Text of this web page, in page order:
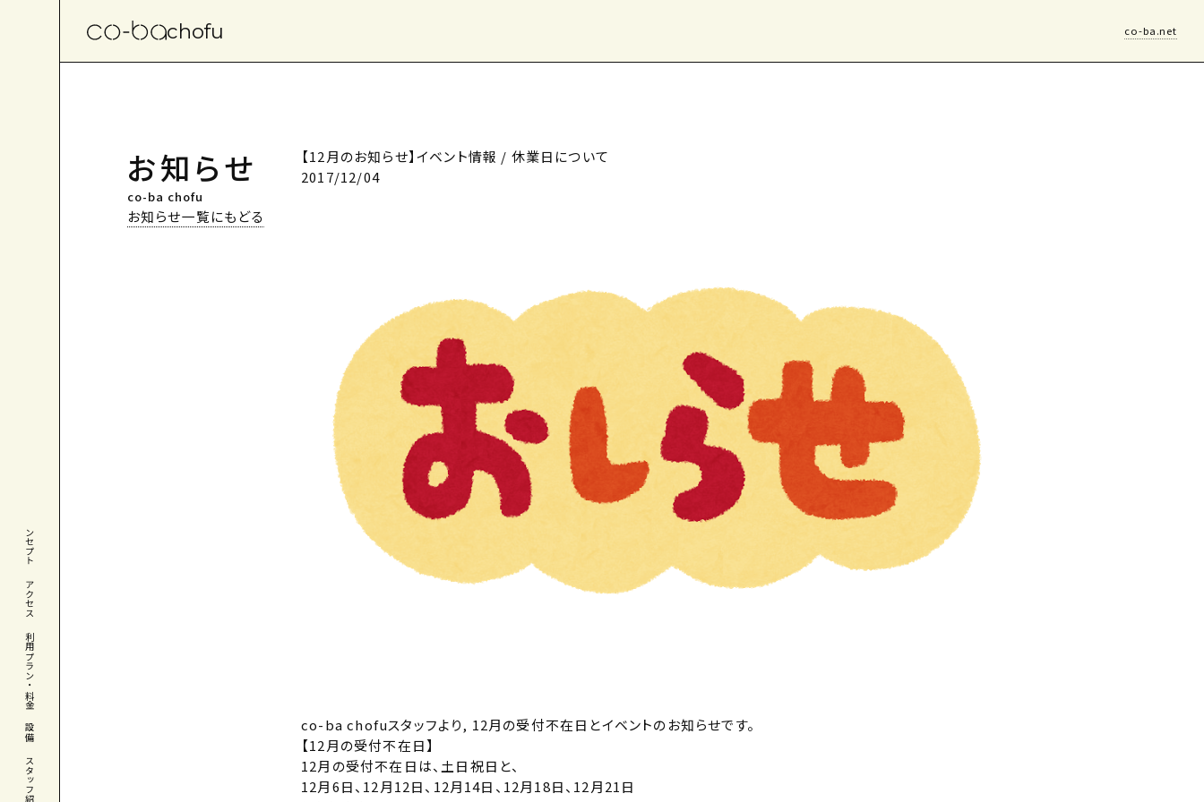
chofu co-ba.net
コンセプト
アクセス
利用プラン・料金
設備
スタッフ紹介
お知らせ
co-ba chofu
お知らせ一覧にもどる
【12月のお知らせ】イベント情報 / 休業日について
2017/12/04
co-ba chofuスタッフより, 12月の受付不在日とイベントのお知らせです。
【12月の受付不在日】
12月の受付不在日は、土日祝日と、
12月6日、12月12日、12月14日、12月18日、12月21日